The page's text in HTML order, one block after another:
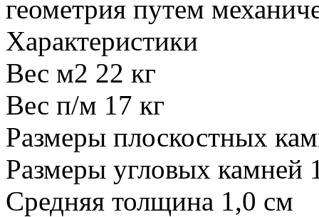
геометрия путем
Характеристики
Вес м2 22 кг
Вес п/м 17 кг
Размеры плоскостных
Размеры угловых
Средняя толщина 1,0 см